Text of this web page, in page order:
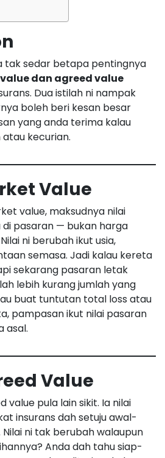
tak sedar betapa pentingnya
dan agreed value
Dua istilah ni nampak
boleh beri kesan besar
yang anda terima kalau
kecurian.
Value
value, maksudnya nilai
pasaran — bukan harga
ni berubah ikut usia,
semasa. Jadi kalau kereta
sekarang pasaran letak
lebih kurang jumlah yang
buat tuntutan total loss atau
pampasan ikut nilai pasaran
asal.
Value
value pula lain sikit. Ia nilai
insurans dah setuju awal-
ni tak berubah walaupun
Anda dah tahu siap-